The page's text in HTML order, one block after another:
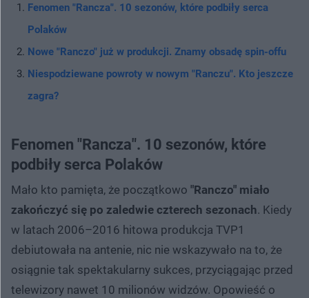
Fenomen "Rancza". 10 sezonów, które podbiły serca
Polaków
Nowe "Ranczo" już w produkcji. Znamy obsadę spin-offu
Niespodziewane powroty w nowym "Ranczu". Kto jeszcze
zagra?
Fenomen "Rancza". 10 sezonów, które
podbiły serca Polaków
Mało kto pamięta, że początkowo "Ranczo" miało
zakończyć się po zaledwie czterech sezonach. Kiedy
w latach 2006–2016 hitowa produkcja TVP1
debiutowała na antenie, nic nie wskazywało na to, że
osiągnie tak spektakularny sukces, przyciągając przed
telewizory nawet 10 milionów widzów. Opowieść o